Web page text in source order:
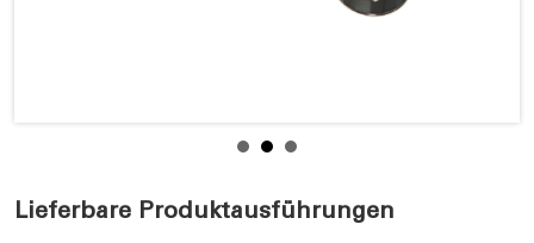
Lieferbare Produktausführungen